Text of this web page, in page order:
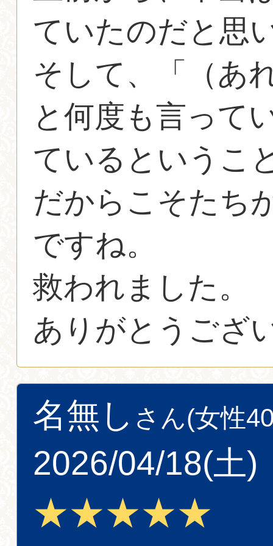
ていたのだと思
そして、「（あ
と何度も言って
ているというこ
だからこそたち
ですね。
救われました。
ありがとうござ
名無し さん(女性
2026/04/18(土)
★★★★★